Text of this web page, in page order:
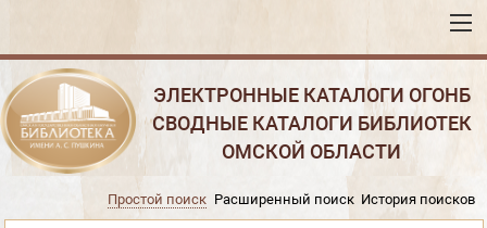
ЭЛЕКТРОННЫЕ КАТАЛОГИ ОГОНБ
СВОДНЫЕ КАТАЛОГИ БИБЛИОТЕК
ОМСКОЙ ОБЛАСТИ
Простой поиск Расширенный поиск История поисков